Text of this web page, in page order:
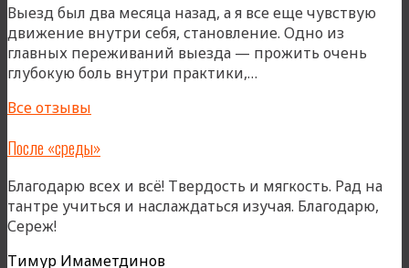
Выезд был два месяца назад, а я все еще чувствую
движение внутри себя, становление. Одно из
главных переживаний выезда — прожить очень
глубокую боль внутри практики,…
Все отзывы
После «среды»
Благодарю всех и всё! Твердость и мягкость. Рад на
тантре учиться и наслаждаться изучая. Благодарю,
Сереж!
Тимур Имаметдинов